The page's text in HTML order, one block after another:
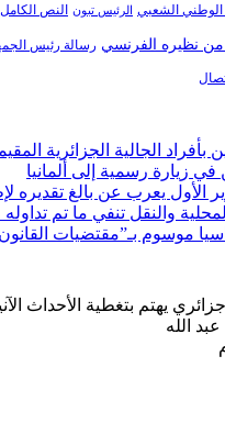
الوطني الشعبي الرئيس تبون النص
من نظيره الفرنسي رسالة رئيس
الجالية الجزائرية
زيارة رسمية إلى ألمانيا
الأول يعرب عن بالغ تقديره
والنقل تنفي ما تم
موسوم بـ”مقتضيات
جزائري يهتم بتغطية الأحداث
الله